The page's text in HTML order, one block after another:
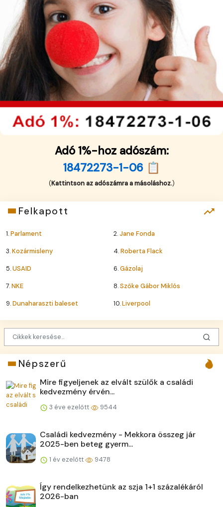
Adó 1%-hoz adószám:
18472273-1-06 📋
(Kattintson az adószámra a másoláshoz.)
Felkapott
1.Parlament 2.Jane Fonda
3.Kozármisleny 4.Roberta Flack
5.USAID 6.Gázolaj
7.NKE 8.Szőke Gábor Miklós
9.Dunaharaszti baleset 10.Liverpool
Népszerű
Mire figyeljenek az elvált szülők a családi
kedvezmény érvén...
3 éve ezelőtt 9544
Családi kedvezmény - Mekkora összeg jár
2025-ben beteg gyerm...
1 év ezelőtt 9478
Így rendelkezhetünk az szja 1+1 százalékáról
2026-ban